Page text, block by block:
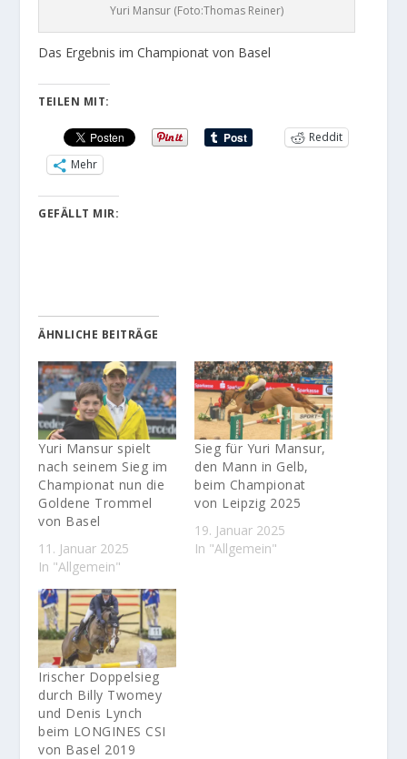
Yuri Mansur (Foto:Thomas Reiner)
Das Ergebnis im Championat von Basel
TEILEN MIT:
Reddit
Mehr
GEFÄLLT MIR:
ÄHNLICHE BEITRÄGE
Yuri Mansur spielt
nach seinem Sieg im
Championat nun die
Goldene Trommel
von Basel
11. Januar 2025
In "Allgemein"
Sieg für Yuri Mansur,
den Mann in Gelb,
beim Championat
von Leipzig 2025
19. Januar 2025
In "Allgemein"
Irischer Doppelsieg
durch Billy Twomey
und Denis Lynch
beim LONGINES CSI
von Basel 2019